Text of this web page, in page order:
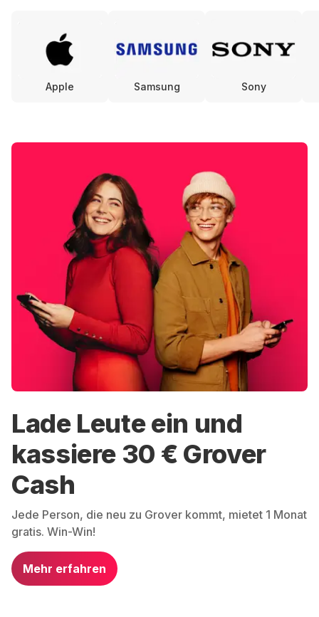
Apple Samsung Sony
Lade Leute ein und
kassiere 30 € Grover
Cash
Jede Person, die neu zu Grover kommt, mietet 1 Monat
gratis. Win-Win!
Mehr erfahren